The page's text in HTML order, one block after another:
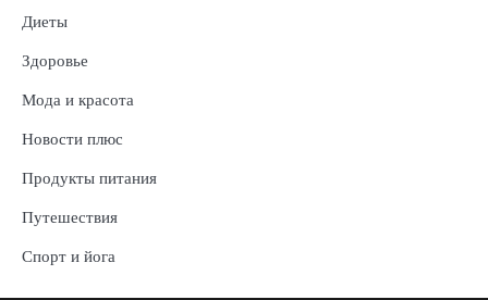
Диеты
Здоровье
Мода и красота
Новости плюс
Продукты питания
Путешествия
Спорт и йога